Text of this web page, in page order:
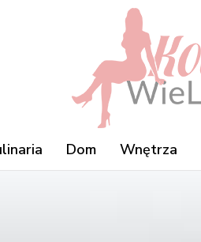
Dom Wnętrza